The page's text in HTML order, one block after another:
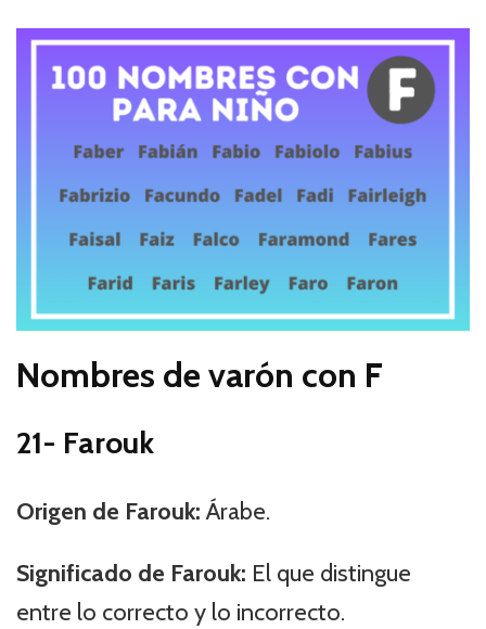
Nombres de varón con F
21- Farouk
Origen de Farouk:Árabe.
Significado de Farouk: El que distingue
entre lo correcto y lo incorrecto.